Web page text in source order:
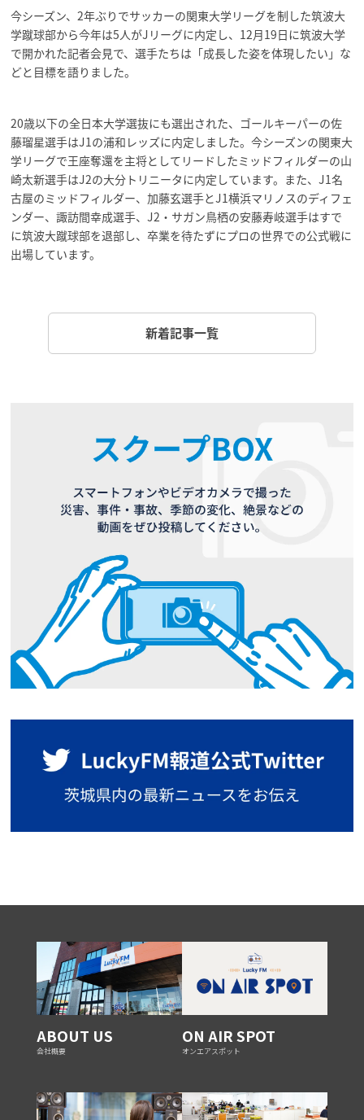
今シーズン、2年ぶりでサッカーの関東大学リーグを制した筑波大
学蹴球部から今年は5人がJリーグに内定し、12月19日に筑波大学
で開かれた記者会見で、選手たちは「成長した姿を体現したい」な
どと目標を語りました。
20歳以下の全日本大学選抜にも選出された、ゴールキーパーの佐
藤瑠星選手はJ1の浦和レッズに内定しました。今シーズンの関東大
学リーグで王座奪還を主将としてリードしたミッドフィルダーの山
崎太新選手はJ2の大分トリニータに内定しています。また、J1名
古屋のミッドフィルダー、加藤玄選手とJ1横浜マリノスのディフェ
ンダー、諏訪間幸成選手、J2・サガン鳥栖の安藤寿岐選手はすで
に筑波大蹴球部を退部し、卒業を待たずにプロの世界での公式戦に
出場しています。
新着記事一覧
ABOUT US
会社概要
ON AIR SPOT
オンエアスポット